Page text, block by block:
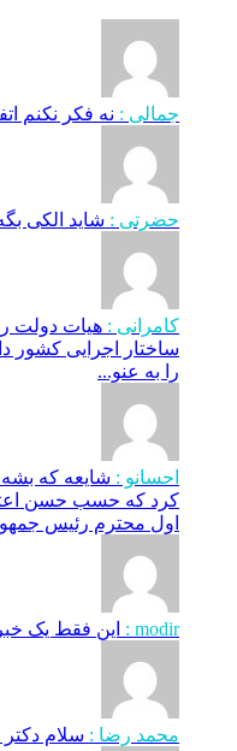
جمالی : نه فکر نکنم
حضرتی : شاید الکی
کامرانی : هیات دولت
را به عنو...
احسانو : شایعه که
کرد که حسب حسن
اول محترم رئیس
modir : این فقط یک
محمد رضا : سلام